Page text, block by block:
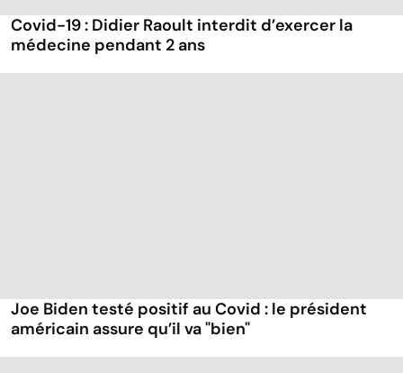
Covid-19 : Didier Raoult interdit d’exercer la
médecine pendant 2 ans
Joe Biden testé positif au Covid : le président
américain assure qu’il va "bien"